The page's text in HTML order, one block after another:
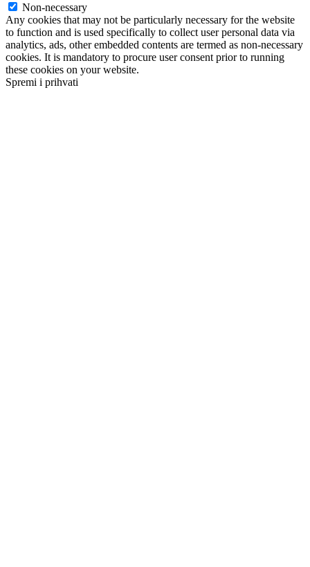
Non-necessary
Any cookies that may not be particularly necessary for the website
to function and is used specifically to collect user personal data via
analytics, ads, other embedded contents are termed as non-necessary
cookies. It is mandatory to procure user consent prior to running
these cookies on your website.
Spremi i prihvati